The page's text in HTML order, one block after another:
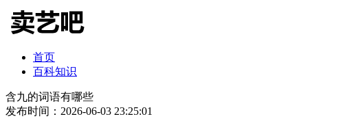
首页
百科知识
含九的词语有哪些
发布时间：2026-06-03 23:25:01